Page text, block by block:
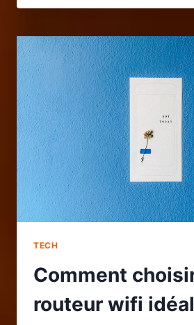
LES
JEUX
CASINO
:
JOUER
AUX
CRASH
GAMES
ET
JEUX
DE
MINES
DEPUIS
LA
TECH
Comment
routeur wifi